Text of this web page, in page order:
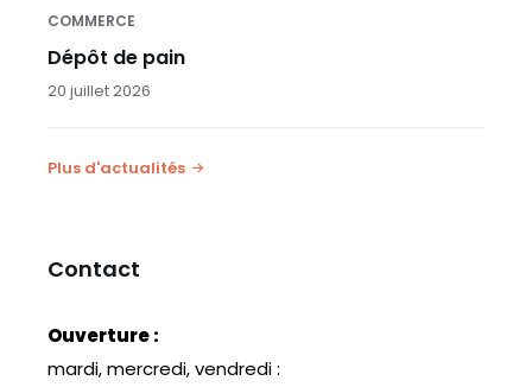
COMMERCE
Dépôt de pain
20 juillet 2026
Plus d'actualités
Contact
Ouverture :
mardi, mercredi, vendredi :